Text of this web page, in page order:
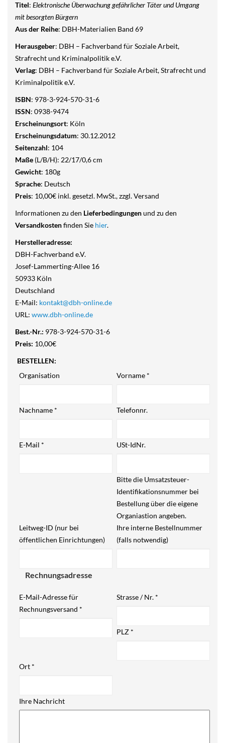
Titel: Elektronische Überwachung gefährlicher Täter und Umgang
mit besorgten Bürgern
Aus der Reihe: DBH-Materialien Band 69
Herausgeber: DBH – Fachverband für Soziale Arbeit,
Strafrecht und Kriminalpolitik e.V.
Verlag: DBH – Fachverband für Soziale Arbeit, Strafrecht und
Kriminalpolitik e.V.
ISBN: 978-3-924-570-31-6
ISSN: 0938-9474
Erscheinungsort: Köln
Erscheinungsdatum: 30.12.2012
Seitenzahl: 104
Maße (L/B/H): 22/17/0,6 cm
Gewicht: 180g
Sprache: Deutsch
Preis: 10,00€ inkl. gesetzl. MwSt., zzgl. Versand
Informationen zu den Lieferbedingungenund zu den
Versandkostenfinden Sie hier.
Herstelleradresse:
DBH-Fachverband e.V.
Josef-Lammerting-Allee 16
50933 Köln
Deutschland
E-Mail: kontakt@dbh-online.de
URL: www.dbh-online.de
Best.-Nr.: 978-3-924-570-31-6
Preis: 10,00€
BESTELLEN:
Organisation
Vorname *
Nachname * Telefonnr.
E-Mail * USt-IdNr.
Bitte die Umsatzsteuer-
Identifikationsnummer bei
Bestellung über die eigene
Organiastion angeben.
Leitweg-ID (nur bei
öffentlichen Einrichtungen)
Ihre interne Bestellnummer
(falls notwendig)
Rechnungsadresse
E-Mail-Adresse für
Rechnungsversand *
Strasse / Nr. *
PLZ *
Ort *
Ihre Nachricht